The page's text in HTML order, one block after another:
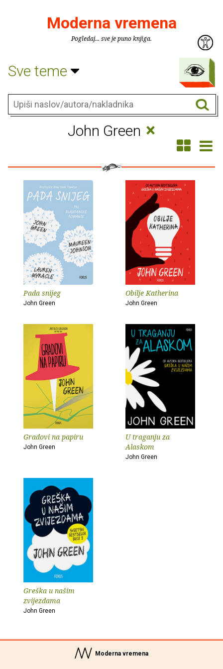
Moderna vremena
Pogledaj... sve je puno knjiga.
Sve teme
John Green ×
Pada snijeg
John Green
Obilje Katherina
John Green
Gradovi na papiru
John Green
U traganju za
Alaskom
John Green
Greška u našim
zvijezdama
John Green
Moderna vremena